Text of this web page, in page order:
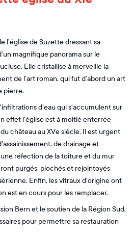
l’église de Suzette dressant sa
magnifique panorama sur le
Elle cristallise à merveille la
de l’art roman, qui fut d’abord un art
pierre.
d'eau qui s'accumulent sur
effet l'église est à moitié enterrée
château au XVe siècle. Il est urgent
de drainage et
réfection de la toiture et du mur
purgés, piochés et rejointoyés
Enfin, les vitraux d'origine ont
est en cours pour les remplacer.
Bern et le soutien de la Région Sud,
pour permettre sa restauration